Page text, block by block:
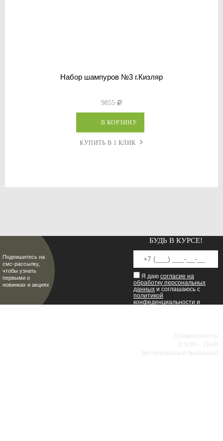
Набор шампуров №3 г.Кизляр
9855
В КОРЗИНУ
КУПИТЬ В 1 КЛИК
Подпишитесь на
смс-рассылку,
чтобы узнать
первыми о
новинках и акциях
БУДЬ В КУРСЕ!
Я даю согласие на
обработку персональных
данных и соглашаюсь с
политикой
конфеденциальности и
График работы
(с 9.00 – 19.00
без перерыва и выходных)